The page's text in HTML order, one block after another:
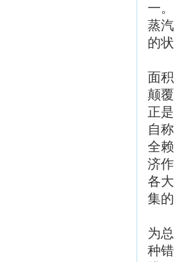
一
蒸
的
面
颠
正
自
全
济
各
集的
为
种